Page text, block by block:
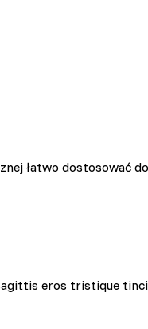
łatwo dostosować
eros tristique